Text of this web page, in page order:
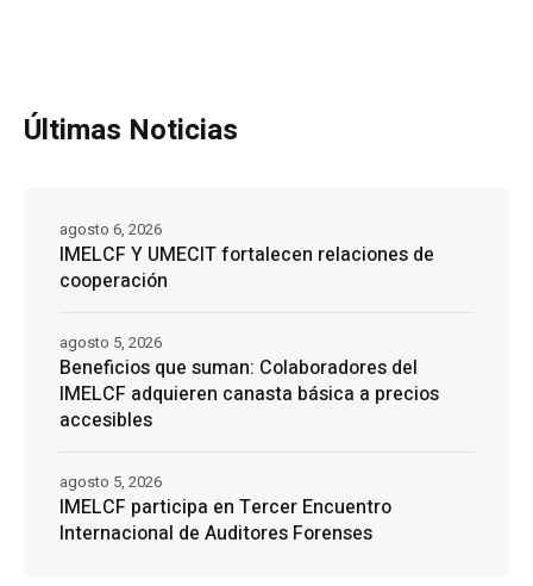
Últimas Noticias
IMELCF Y UMECIT fortalecen relaciones de
cooperación
agosto 6, 2026
Beneficios que suman: Colaboradores del
IMELCF adquieren canasta básica a precios
accesibles
agosto 5, 2026
IMELCF participa en Tercer Encuentro
Internacional de Auditores Forenses
agosto 5, 2026